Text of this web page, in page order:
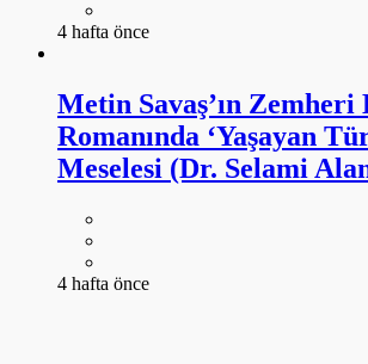
4 hafta önce